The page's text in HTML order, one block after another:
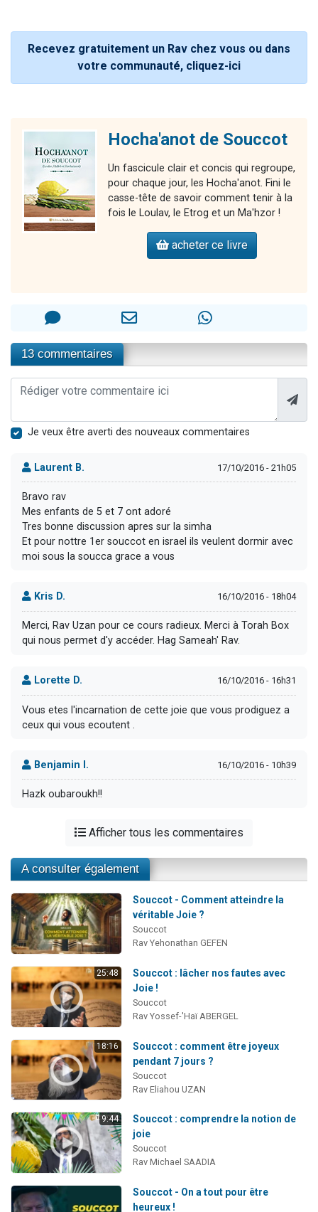
Recevez gratuitement un Rav chez vous ou dans
votre communauté, cliquez-ici
Hocha'anot de Souccot
Un fascicule clair et concis qui regroupe,
pour chaque jour, les Hocha'anot. Fini le
casse-tête de savoir comment tenir à la
fois le Loulav, le Etrog et un Ma'hzor !
acheter ce livre
13 commentaires
Je veux être averti des nouveaux commentaires
Laurent B. 17/10/2016 - 21h05
Bravo rav
Mes enfants de 5 et 7 ont adoré
Tres bonne discussion apres sur la simha
Et pour nottre 1er souccot en israel ils veulent dormir avec
moi sous la soucca grace a vous
Kris D. 16/10/2016 - 18h04
Merci, Rav Uzan pour ce cours radieux. Merci à Torah Box
qui nous permet d'y accéder. Hag Sameah' Rav.
Lorette D. 16/10/2016 - 16h31
Vous etes l'incarnation de cette joie que vous prodiguez a
ceux qui vous ecoutent .
Benjamin I. 16/10/2016 - 10h39
Hazk oubaroukh!!
Afficher tous les commentaires
A consulter également
Souccot - Comment atteindre la
véritable Joie ?
Souccot
Rav Yehonathan GEFEN
25:48
Souccot : lâcher nos fautes avec
Joie !
Souccot
Rav Yossef-'Haï ABERGEL
18:16
Souccot : comment être joyeux
pendant 7 jours ?
Souccot
Rav Eliahou UZAN
9:44
Souccot : comprendre la notion de
joie
Souccot
Rav Michael SAADIA
Souccot - On a tout pour être
heureux !